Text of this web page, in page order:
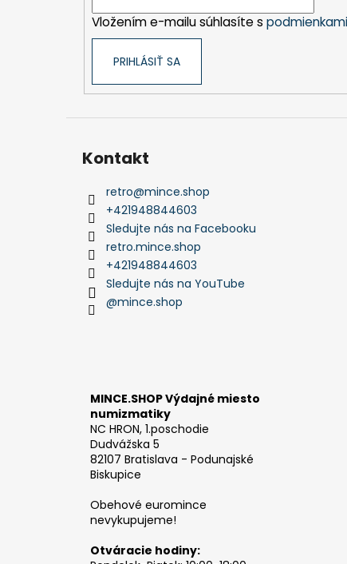
Vložením e-mailu súhlasíte s
PRIHLÁSIŤ SA
Kontakt
retro@mince.shop
+421948844603
Sledujte nás na Facebooku
retro.mince.shop
+421948844603
Sledujte nás na YouTube
@mince.shop
MINCE.SHOP Výdajné miesto
numizmatiky
NC HRON, 1.poschodie
Dudvážska 5
82107 Bratislava - Podunajské
Biskupice
Obehové euromince
nevykupujeme!
Otváracie hodiny: